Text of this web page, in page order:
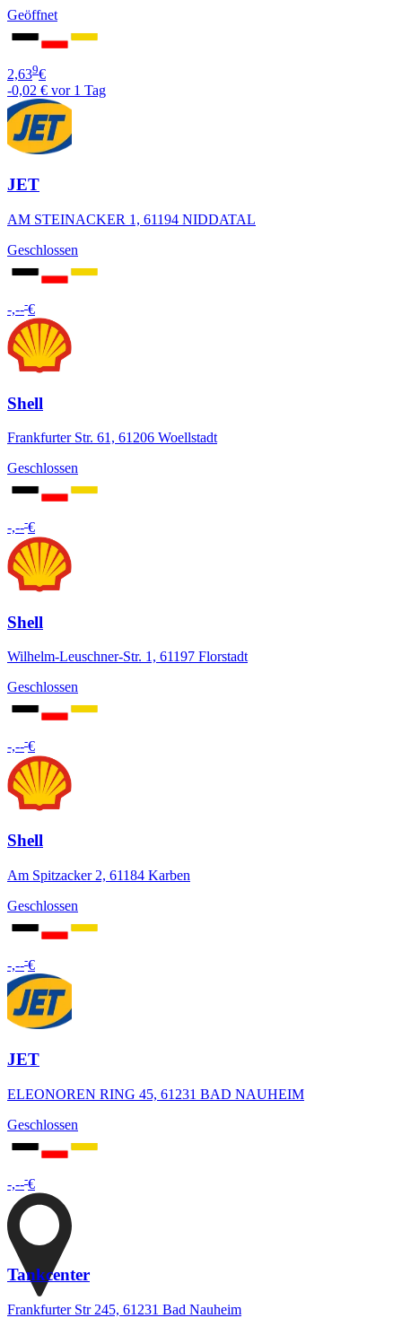
Geöffnet
2,639€
-0,02 € vor 1 Tag
JET
AM STEINACKER 1, 61194 NIDDATAL
Geschlossen
-,---€
Shell
Frankfurter Str. 61, 61206 Woellstadt
Geschlossen
-,---€
Shell
Wilhelm-Leuschner-Str. 1, 61197 Florstadt
Geschlossen
-,---€
Shell
Am Spitzacker 2, 61184 Karben
Geschlossen
-,---€
JET
ELEONOREN RING 45, 61231 BAD NAUHEIM
Geschlossen
-,---€
Tankcenter
Frankfurter Str 245, 61231 Bad Nauheim